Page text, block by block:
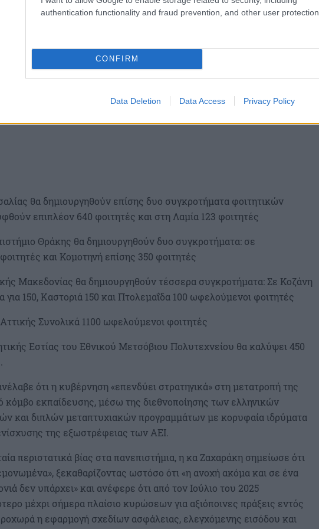
authentication functionality and fraud prevention, and other user protection.
CONFIRM
Data Deletion Data Access Privacy Policy
θα δημιουργηθούν δυο νέα συγκροτήματα: στο Ρέθυμνο θα
φοιτητές. Στο Ηράκλειο θα καλύπτουν 2.136 φοιτητές
θα δημιουργηθούν επίσης δυο συγκροτήματα φοιτητικών
επιπλέον 640 φοιτητές και στη Λαμία 123 φοιτητές
Θράκης θα δημιουργηθούν δυο συγκροτήματα: σε
και Κομοτηνή επίσης 350 φοιτητές
Μακεδονίας θα δημιουργηθούν τέσσερα συγκροτήματα: Σε Κοζάνη
για 150, Καστοριά 150 και Πτολεμαΐδα 100 ωφελούμενοι φοιτητές
Συνολικά 1100 ωφελούμενοι φοιτητές
Εστίας του Εθνικού Μετσόβιου Πολυτεχνείου θα καλύψει 450
ότι η κυβέρνηση «επενδύει στρατηγικά» στη μετατροπή της
κόμβο εκπαίδευσης, μέσω της διεθνοποίησης των ελληνικών
και διπλών μεταπτυχιακών προγραμμάτων με κορυφαία ιδρύματα
της εξωστρέφειας των ΑΕΙ.
περιστατικά βίας στα πανεπιστήμια, η κα Ζαχαράκη σημείωσε ότι
ξεκαθαρίζοντας ωστόσο ότι «η ανοχή ακόμα και σε ένα
δεν υπάρχει» και ανέφερε ότι από τον Ιούλιο του 2025
μέχρι σήμερα πλαίσιο κυρώσεων για αξιόποινες πράξεις εντός
η εφαρμογή σχεδίων ασφάλειας, ελεγχόμενης εισόδου και